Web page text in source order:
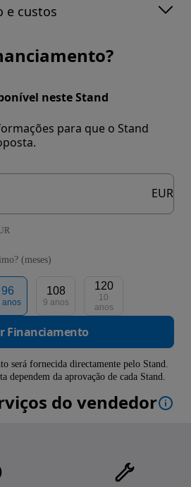
e custos
neste Stand
para que o Stand
EUR
(meses)
96
anos
108
9 anos
120
10
anos
Financiamento
será fornecida directamente pelo Stand.
dependem da aprovação de cada Stand.
do vendedor